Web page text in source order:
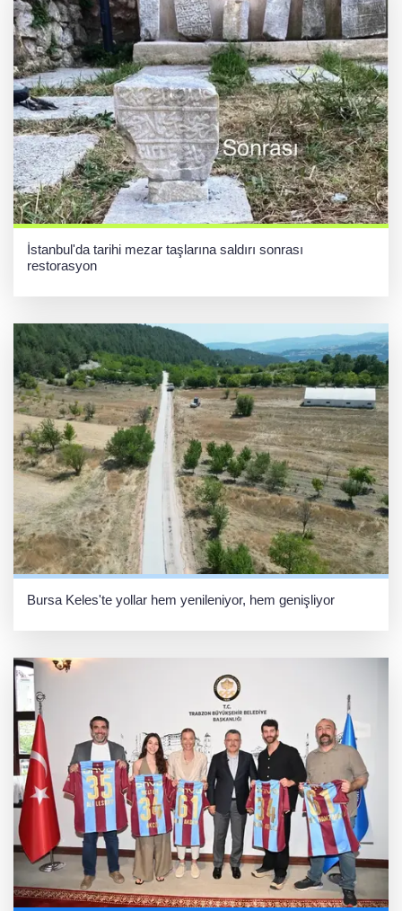
İstanbul'da tarihi mezar taşlarına saldırı sonrası
restorasyon
Bursa Keles'te yollar hem yenileniyor, hem genişliyor